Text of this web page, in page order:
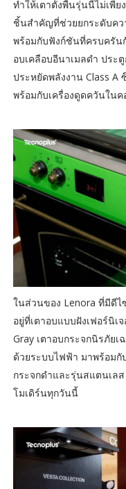
ทำให้เตาตั้งพื้นรุ่นนี้ไม่เพีย
ชิ้นสำคัญที่ช่วยยกระดับคว
พร้อมกับฟังก์ชันที่ครบครัน
อบเคลือบอีนาเมลดำ ปร
ประหยัดพลังงาน Class A
พร้อมกับเครื่องดูดควันใน
ในส่วนของ Lenora ที่มีดีไ
อยู่ที่เตาอบแบบฝังเฟอร์นิเ
Gray เตาอบกระจกนิรภัย
ด้วยระบบไฟฟ้า มาพร้อมกั
กระจกดำและรุ่นสแตนเล
โมเดิร์นทุกวันนี้